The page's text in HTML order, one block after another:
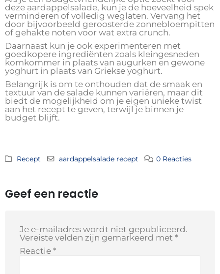
deze aardappelsalade, kun je de hoeveelheid spek
verminderen of volledig weglaten. Vervang het
door bijvoorbeeld geroosterde zonnebloempitten
of gehakte noten voor wat extra crunch.
Daarnaast kun je ook experimenteren met
goedkopere ingrediënten zoals kleingesneden
komkommer in plaats van augurken en gewone
yoghurt in plaats van Griekse yoghurt.
Belangrijk is om te onthouden dat de smaak en
textuur van de salade kunnen variëren, maar dit
biedt de mogelijkheid om je eigen unieke twist
aan het recept te geven, terwijl je binnen je
budget blijft.
Recept aardappelsalade recept 0 Reacties
Geef een reactie
Je e-mailadres wordt niet gepubliceerd.
Vereiste velden zijn gemarkeerd met *
Reactie *